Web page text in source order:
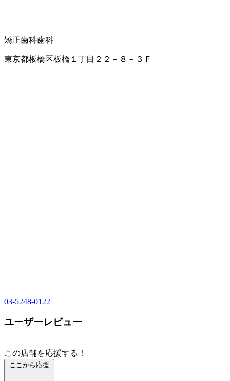
矯正歯科歯科
東京都板橋区板橋１丁目２２－８－３Ｆ
03-5248-0122
ユーザーレビュー
この店舗を応援する！
ここから応援